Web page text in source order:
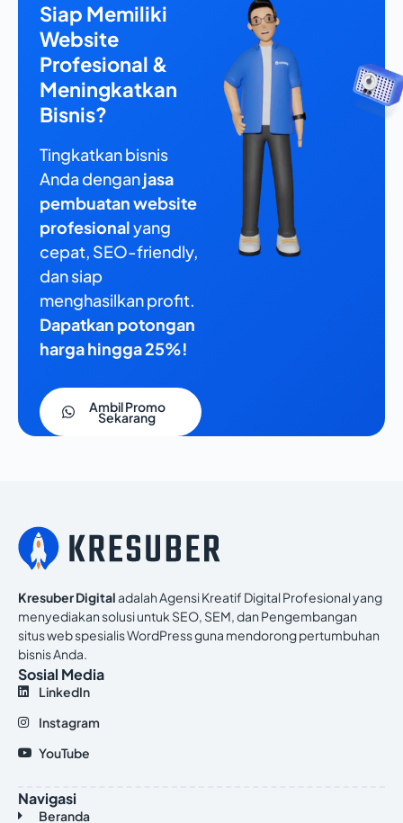
Siap Memiliki
Website
Profesional &
Meningkatkan
Bisnis?
Tingkatkan bisnis
Anda denganjasa
pembuatan website
profesionalyang
cepat, SEO-friendly,
dan siap
menghasilkan profit.
Dapatkan potongan
harga hingga 25%!
Ambil Promo
Sekarang
Kresuber Digitaladalah Agensi Kreatif Digital Profesional yang
menyediakan solusi untuk SEO, SEM, dan Pengembangan
situs web spesialis WordPress guna mendorong pertumbuhan
bisnis Anda.
Sosial Media
LinkedIn
Instagram
YouTube
Navigasi
Beranda